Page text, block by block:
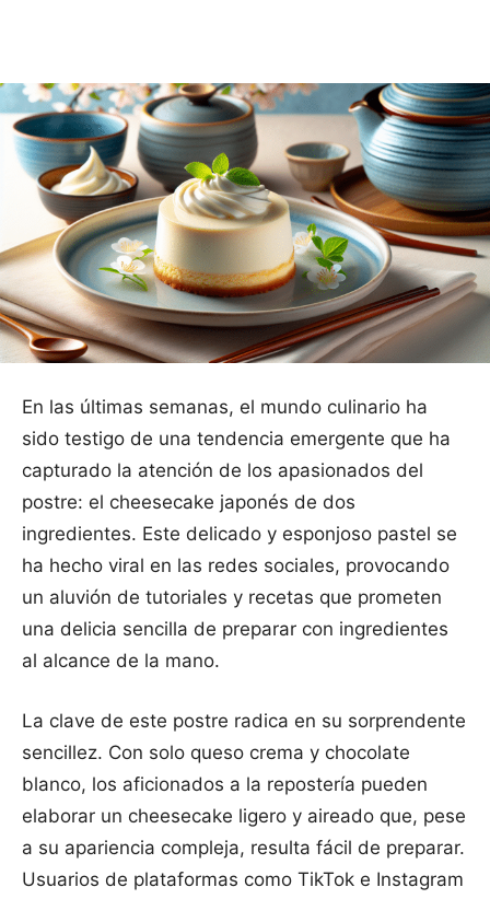
En las últimas semanas, el mundo culinario ha
sido testigo de una tendencia emergente que ha
capturado la atención de los apasionados del
postre: el cheesecake japonés de dos
ingredientes. Este delicado y esponjoso pastel se
ha hecho viral en las redes sociales, provocando
un aluvión de tutoriales y recetas que prometen
una delicia sencilla de preparar con ingredientes
al alcance de la mano.
La clave de este postre radica en su sorprendente
sencillez. Con solo queso crema y chocolate
blanco, los aficionados a la repostería pueden
elaborar un cheesecake ligero y aireado que, pese
a su apariencia compleja, resulta fácil de preparar.
Usuarios de plataformas como TikTok e Instagram